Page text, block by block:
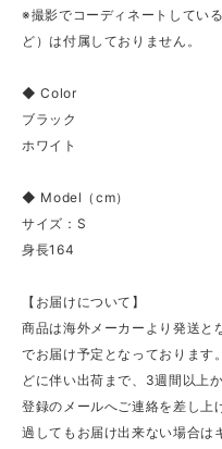
※撮影でコーディネートしてい
ど）は付属しておりません。
◆ Color
ブラック
ホワイト
◆ Model（cm）
サイズ：S
身長164
【お届けについて】
商品は海外メーカーより発送と
でお届け予定となっております
どに伴い出荷まで、3週間以上
登録のメールへご連絡を差し
過してもお届け出来ない場合は